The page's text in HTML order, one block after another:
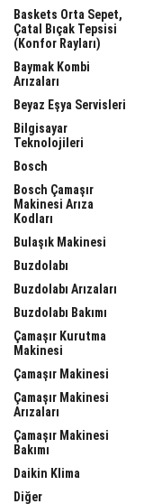
Baskets Orta Sepet,
Çatal Bıçak Tepsisi
(Konfor Rayları)
Baymak Kombi
Arızaları
Beyaz Eşya Servisleri
Bilgisayar
Teknolojileri
Bosch
Bosch Çamaşır
Makinesi Arıza
Kodları
Bulaşık Makinesi
Buzdolabı
Buzdolabı Arızaları
Buzdolabı Bakımı
Çamaşır Kurutma
Makinesi
Çamaşır Makinesi
Çamaşır Makinesi
Arızaları
Çamaşır Makinesi
Bakımı
Daikin Klima
Diğer